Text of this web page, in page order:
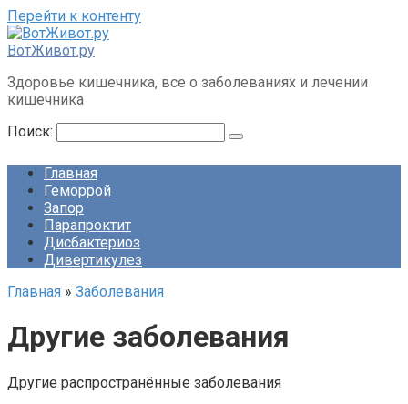
Перейти к контенту
ВотЖивот.ру
Здоровье кишечника, все о заболеваниях и лечении
кишечника
Поиск:
Главная
Геморрой
Запор
Парапроктит
Дисбактериоз
Дивертикулез
Главная » Заболевания
Другие заболевания
Другие распространённые заболевания